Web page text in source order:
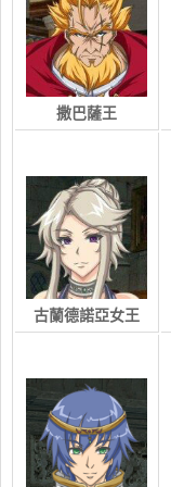
撒巴薩王
古蘭德諾亞女王